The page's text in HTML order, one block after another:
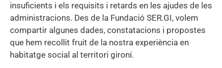
insuficients i els requisits i retards en les ajudes de les
administracions. Des de la Fundació SER.GI, volem
compartir algunes dades, constatacions i propostes
que hem recollit fruit de la nostra experiència en
habitatge social al territori gironí.